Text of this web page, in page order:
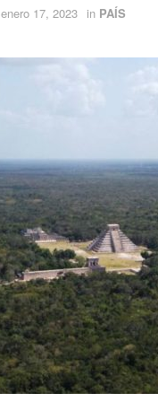
enero 17, 2023 in PAÍS